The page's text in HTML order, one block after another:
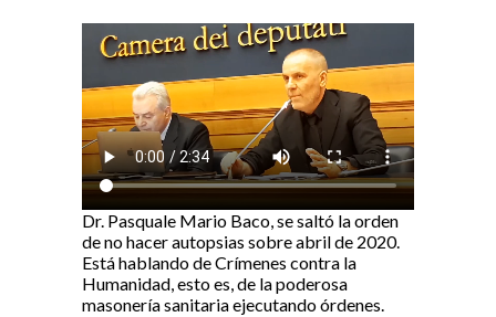
Dr. Pasquale Mario Baco, se saltó la orden
de no hacer autopsias sobre abril de 2020.
Está hablando de Crímenes contra la
Humanidad, esto es, de la poderosa
masonería sanitaria ejecutando órdenes.